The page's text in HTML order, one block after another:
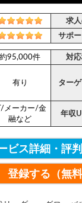
求
サポ
約95,000件 対
有り ター
メーカー/金
融など
年収
ビス詳細・評
登録する（無料